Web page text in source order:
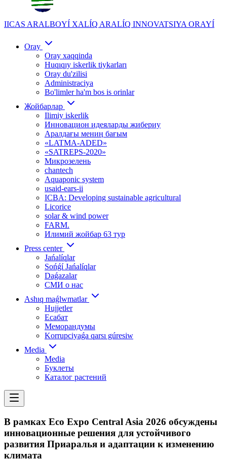
IICAS ARALBOYÍ XALÍQ ARALÍQ INNOVATSIYA ORAYÍ
Oray
Oray xaqqinda
Huqıqıy iskerlik tiykarları
Oray du'zilisi
Administraciya
Bo'limler ha'm bos is orinlar
Жойбарлар
Ilimiy iskerlik
Инновацион идеяларды жибериу
Аралдағы мениӊ бағым
«LATMA-ADED»
«SATREPS-2020»
Микрозелень
chantech
Aquaponic system
usaid-ears-ii
ICBA: Developing sustainable agricultural
Licorice
solar & wind power
FARM.
Илимий жойбар 63 тур
Press center
Jańalíqlar
Sońǵí Jańalíqlar
Daǵazalar
СМИ о нас
Ashıq maǵlwmatlar
Hujjetler
Есабат
Меморандумы
Korrupciyaǵa qarsı gúresiw
Media
Media
Буклеты
Каталог растений
В рамках Eco Expo Central Asia 2026 обсуждены
инновационные решения для устойчивого
развития Приаралья и адаптации к изменению
климата